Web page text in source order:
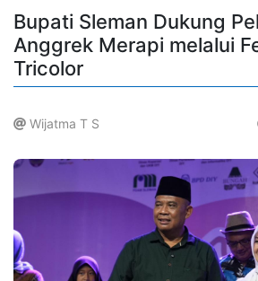
Bupati Sleman Dukung
Anggrek Merapi melalui
Tricolor
Wijatma T S